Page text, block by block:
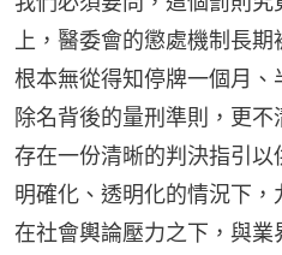
上，醫委會的懲處機制長
根本無從得知停牌一個月
除名背後的量刑準則，更
存在一份清晰的判決指引以
明確化、透明化的情況下
在社會輿論壓力之下，與